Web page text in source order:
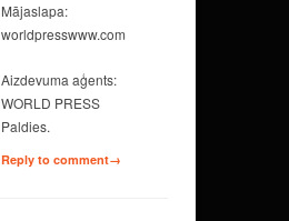
Mājaslapa:
worldpresswww.com
Aizdevuma aģents:
WORLD PRESS
Paldies.
Reply to comment→